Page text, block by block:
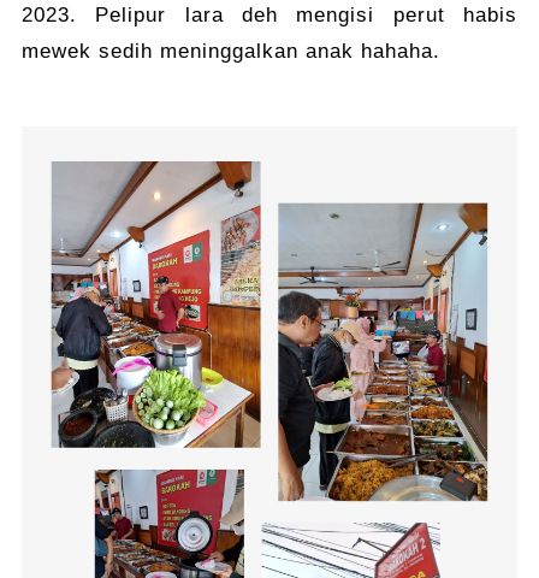
2023. Pelipur lara deh mengisi perut habis
mewek sedih meninggalkan anak hahaha.